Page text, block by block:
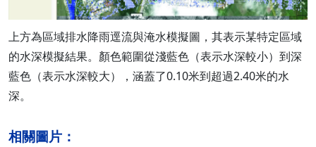
上方為區域排水降雨逕流與淹水模擬圖，其表示某特定區域
的水深模擬結果。顏色範圍從淺藍色（表示水深較小）到深
藍色（表示水深較大），涵蓋了0.10米到超過2.40米的水
深。
相關圖片：